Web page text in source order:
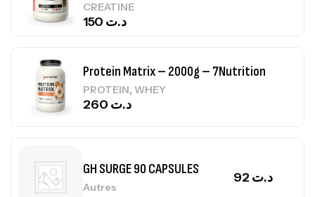
CREATINE
د.ت
Protein Matrix – 2000g – 7Nutrition
PROTEIN,WHEY
د.ت
GH SURGE 90 CAPSULES
Autres
د.ت